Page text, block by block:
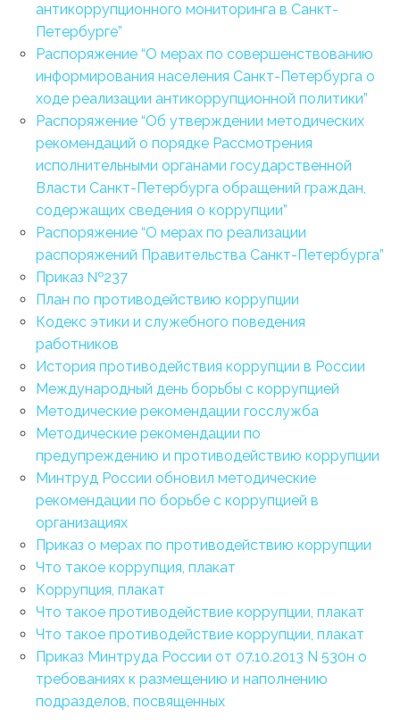
антикоррупционного мониторинга в Санкт-
Петербурге”
Распоряжение “О мерах по совершенствованию
информирования населения Санкт-Петербурга о
ходе реализации антикоррупционной политики”
Распоряжение “Об утверждении методических
рекомендаций о порядке Рассмотрения
исполнительными органами государственной
Власти Санкт-Петербурга обращений граждан,
содержащих сведения о коррупции”
Распоряжение “О мерах по реализации
распоряжений Правительства Санкт-Петербурга”
Приказ №237
План по противодействию коррупции
Кодекс этики и служебного поведения
работников
История противодействия коррупции в России
Международный день борьбы с коррупцией
Методические рекомендации госслужба
Методические рекомендации по
предупреждению и противодействию коррупции
Минтруд России обновил методические
рекомендации по борьбе с коррупцией в
организациях
Приказ о мерах по противодействию коррупции
Что такое коррупция, плакат
Коррупция, плакат
Что такое противодействие коррупции, плакат
Что такое противодействие коррупции, плакат
Приказ Минтруда России от 07.10.2013 N 530н о
требованиях к размещению и наполнению
подразделов, посвященных